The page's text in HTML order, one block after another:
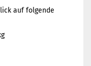
auf folgende